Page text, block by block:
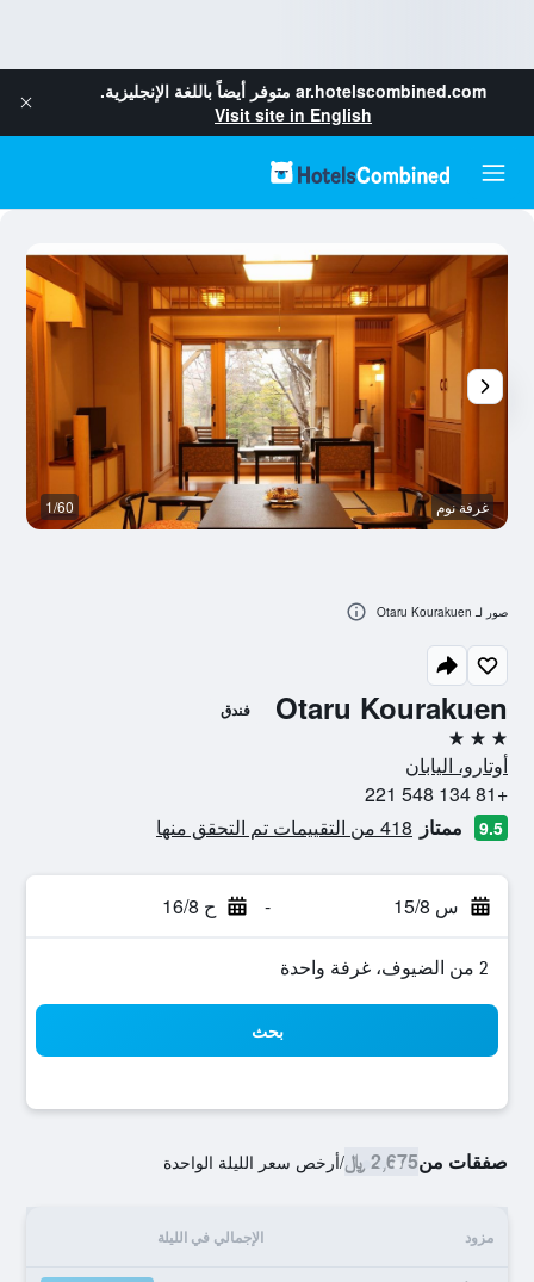
ar.hotelscombined.com متوفر أيضاً باللغة الإنجليزية.
Visit site in English
Otaru Kourakuen فندق
3 نجوم
أوتارو، اليابان
+81 134 548 221
9.5 ممتاز 418 من التقييمات تم التحقق منها
س 15/8 - ح 16/8
2 من الضيوف، غرفة واحدة
بحث
صفقات من2,675 ﷼ /أرخص سعر الليلة الواحدة
مزود الإجمالي في الليلة
غرفة نوم 1/60
صور لـ Otaru Kourakuen